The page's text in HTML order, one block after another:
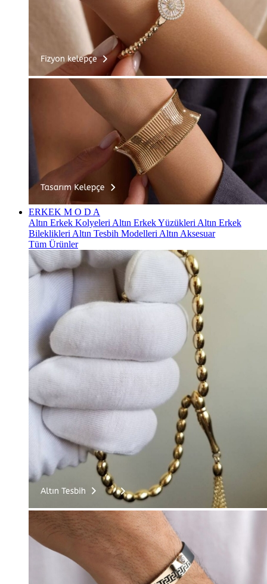
ERKEK M O D A
Altın Erkek Kolyeleri Altın Erkek Yüzükleri Altın Erkek
Bileklikleri Altın Tesbih Modelleri Altın Aksesuar
Tüm Ürünler